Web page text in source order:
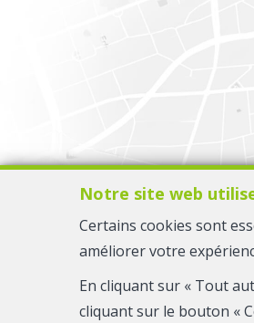
Notre site web
Certains cookies sont
améliorer votre
En cliquant sur « Tout
cliquant sur le bouton «